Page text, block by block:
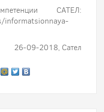
САТЕЛ:
26-09-2018, Сател